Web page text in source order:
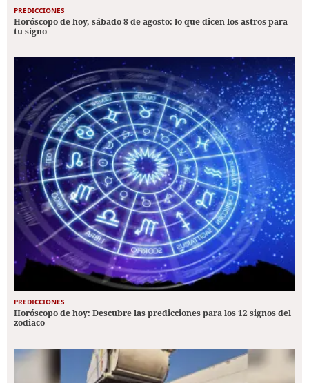
PREDICCIONES
Horóscopo de hoy, sábado 8 de agosto: lo que dicen los astros para
tu signo
PREDICCIONES
Horóscopo de hoy: Descubre las predicciones para los 12 signos del
zodiaco